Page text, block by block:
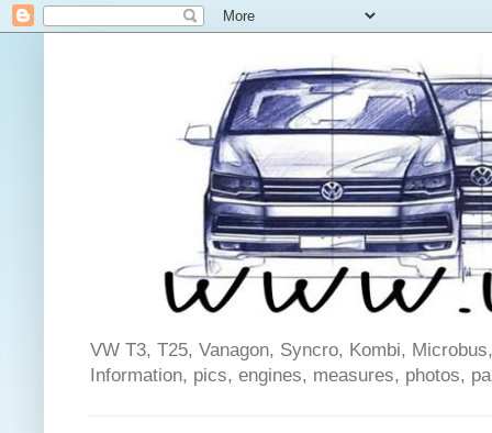
VW T3, T25, Vanagon, Syncro, Kombi,
Information, pics, engines, measures, photos,